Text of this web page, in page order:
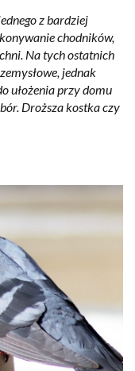
z bardziej
chodników,
Na tych ostatnich
jednak
ułożenia przy domu
Droższa kostka czy